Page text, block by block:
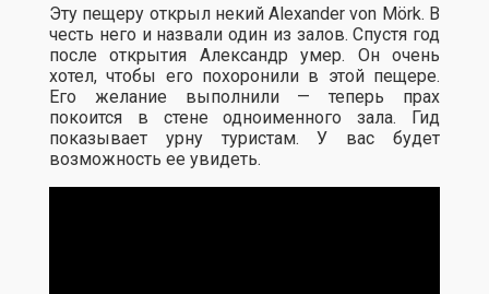
Эту пещеру открыл некий Alexander von Mörk. В
честь него и назвали один из залов. Спустя год
после открытия Александр умер. Он очень
хотел, чтобы его похоронили в этой пещере.
Его желание выполнили — теперь прах
покоится в стене одноименного зала. Гид
показывает урну туристам. У вас будет
возможность ее увидеть.